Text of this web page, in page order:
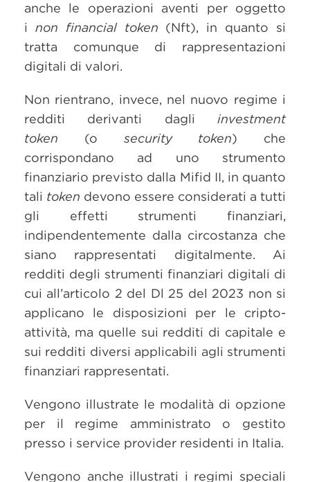
anche le operazioni aventi per oggetto
i non financial token (Nft), in quanto si
tratta comunque di rappresentazioni
digitali di valori.
Non rientrano, invece, nel nuovo regime i
redditi derivanti dagli investment
token (o security token) che
corrispondano ad uno strumento
finanziario previsto dalla Mifid II, in quanto
tali token devono essere considerati a tutti
gli effetti strumenti finanziari,
indipendentemente dalla circostanza che
siano rappresentati digitalmente. Ai
redditi degli strumenti finanziari digitali di
cui all’articolo 2 del Dl 25 del 2023 non si
applicano le disposizioni per le cripto-
attività, ma quelle sui redditi di capitale e
sui redditi diversi applicabili agli strumenti
finanziari rappresentati.
Vengono illustrate le modalità di opzione
per il regime amministrato o gestito
presso i service provider residenti in Italia.
Vengono anche illustrati i regimi speciali